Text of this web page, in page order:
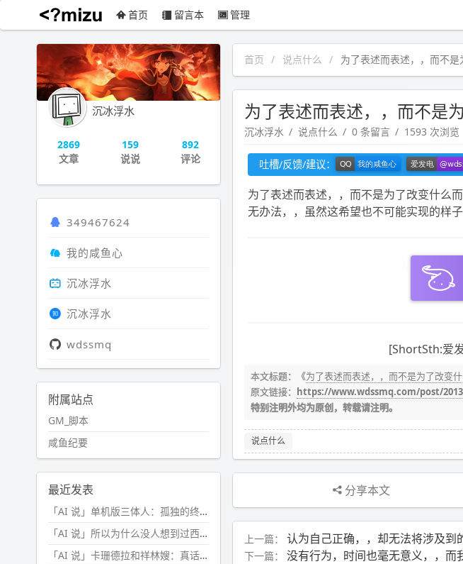
沉冰浮水 首页 留言本 管理
首页 说点什么 为了表述而表述，，而不
为了表述而表述，，而不是
沉冰浮水 说点什么 0 条留言 1593 次浏览
吐槽/反馈/建议：
为了表述而表述，，而不是为了改变什么
无办法，，虽然这希望也不可能实现的样
[ShortSth:爱
本文标题：《为了表述而表述，，而不是为了改变
原文链接： https://www.wdssmq.com/post/
特别注明外均为原创，转载请注明。
说点什么
分享本文
上一篇： 认为自己正确，，却无法将涉及到
下一篇： 没有行为，时间也毫无意义，，而
沉冰浮水
2869
文章
159
说说
892
评论
349467624
我的咸鱼心
沉冰浮水
沉冰浮水
wdssmq
附属站点
GM_脚本
咸鱼纪要
最近发表
「AI 说」单机版三体人：孤独的终极形态
「AI 说」所以为什么没人想到过西西弗斯的膝盖状态？
「AI 说」卡珊德拉和祥林嫂：真话者的悲剧